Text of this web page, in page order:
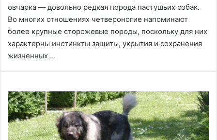
овчарка — довольно редкая порода пастушьих собак.
Во многих отношениях четвероногие напоминают
более крупные сторожевые породы, поскольку для них
характерны инстинкты защиты, укрытия и сохранения
жизненных …